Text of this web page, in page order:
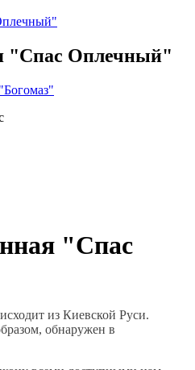
"Спас Оплечный"
"Спас
из Киевской Руси.
обнаружен в